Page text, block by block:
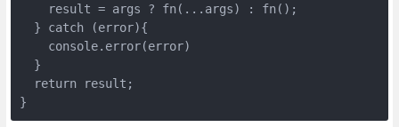
    result = args ? fn(...args) : fn();
  } catch (error){
    console.error(error)
  }
  return result;
}